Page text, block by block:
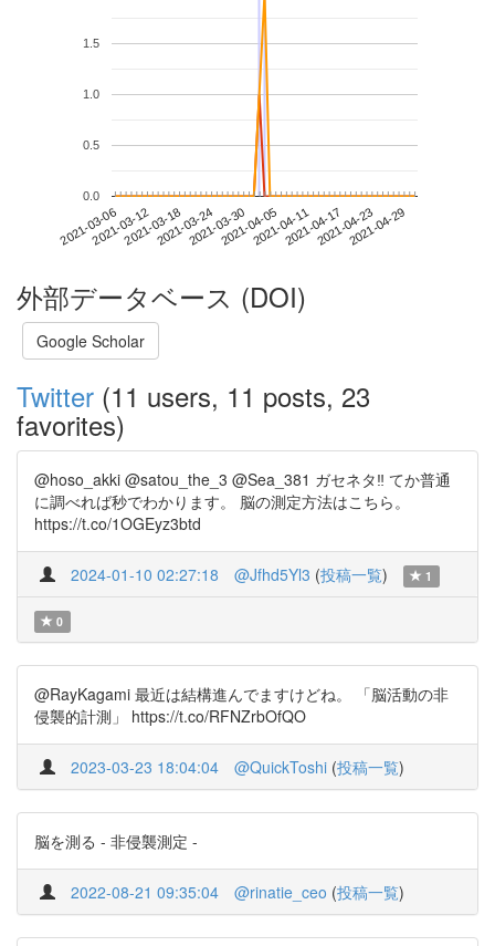
2021-03-062021-03-122021-03-182021-03-242021-03-302021-04-052021-04-112021-04-172021-04-232021-04-29
0.0
0.5
1.0
1.5
外部データベース (DOI)
Google Scholar
Twitter (11 users, 11 posts, 23
favorites)
@hoso_akki @satou_the_3 @Sea_381 ガセネタ‼️ てか普通
に調べれば秒でわかります。 脳の測定方法はこちら。
https://t.co/1OGEyz3btd
2024-01-10 02:27:18 @Jfhd5Yl3 (投稿一覧) 1
0
@RayKagami 最近は結構進んでますけどね。 「脳活動の非
侵襲的計測」 https://t.co/RFNZrbOfQO
2023-03-23 18:04:04 @QuickToshi (投稿一覧)
脳を測る - 非侵襲測定 -
2022-08-21 09:35:04 @rinatie_ceo (投稿一覧)